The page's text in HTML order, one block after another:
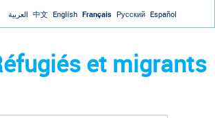
Jump to navigationالعربية 中文 English Français Русский Español
et migrants